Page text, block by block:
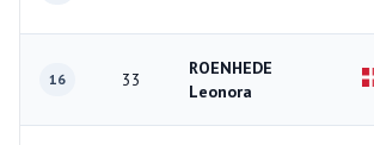
16 33
ROENHEDE
Leonora